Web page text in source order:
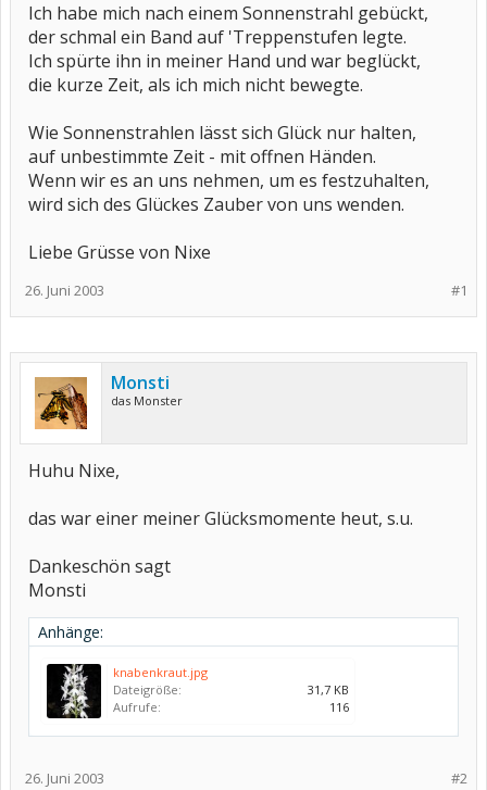
Ich habe mich nach einem Sonnenstrahl gebückt,
der schmal ein Band auf 'Treppenstufen legte.
Ich spürte ihn in meiner Hand und war beglückt,
die kurze Zeit, als ich mich nicht bewegte.
Wie Sonnenstrahlen lässt sich Glück nur halten,
auf unbestimmte Zeit - mit offnen Händen.
Wenn wir es an uns nehmen, um es festzuhalten,
wird sich des Glückes Zauber von uns wenden.
Liebe Grüsse von Nixe
#1
26. Juni 2003
Monsti
das Monster
Huhu Nixe,
das war einer meiner Glücksmomente heut, s.u.
Dankeschön sagt
Monsti
Anhänge:
knabenkraut.jpg
Dateigröße:
31,7 KB
Aufrufe:
116
#2
26. Juni 2003